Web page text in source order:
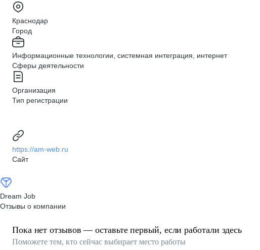
Краснодар
Город
Информационные технологии, системная интеграция, интернет
Сферы деятельности
Организация
Тип регистрации
https://am-web.ru
Сайт
Dream Job
Отзывы о компании
Пока нет отзывов — оставьте первый, если работали здесь
Поможете тем, кто сейчас выбирает место работы